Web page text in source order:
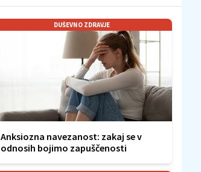
DUŠEVNO ZDRAVJE
Anksiozna navezanost: zakaj se v
odnosih bojimo zapuščenosti